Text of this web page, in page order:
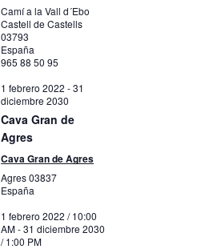
Camí a la Vall d´Ebo
Castell de Castells
03793
España
965 88 50 95
1 febrero 2022 -31
diciembre 2030
Cava Gran de
Agres
Cava Gran de Agres
Agres03837
España
1 febrero 2022 / 10:00
AM-31 diciembre 2030
/ 1:00 PM